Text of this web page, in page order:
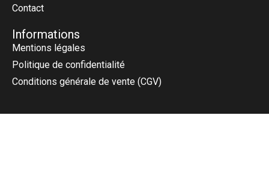
Contact
Informations
Mentions légales
Politique de confidentialité
Conditions générale de vente (CGV)